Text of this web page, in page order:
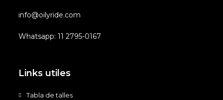
info@oilyride.com
Whatsapp: 11 2795-0167
Links utiles
Tabla de talles